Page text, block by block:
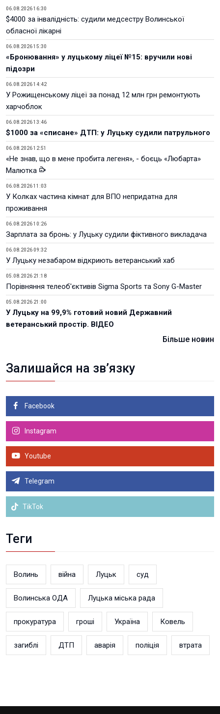
06.08.2026 16:30
$4000 за інвалідність: судили медсестру Волинської
обласної лікарні
06.08.2026 15:30
«Бронювання» у луцькому ліцеї №15: вручили нові
підозри
06.08.2026 14:42
У Рожищенському ліцеї за понад 12 млн грн ремонтують
харчоблок
06.08.2026 13:46
$1000 за «списане» ДТП: у Луцьку судили патрульного
06.08.2026 12:51
«Не знав, що в мене пробита легеня», - боєць «Любарта»
Малютка
06.08.2026 11:03
У Колках частина кімнат для ВПО непридатна для
проживання
06.08.2026 10:26
Зарплата за бронь: у Луцьку судили фіктивного викладача
06.08.2026 09:32
У Луцьку незабаром відкриють ветеранський хаб
05.08.2026 21:18
Порівняння телеоб'єктивів Sigma Sports та Sony G-Master
05.08.2026 21:00
У Луцьку на 99,9% готовий новий Державний
ветеранський простір. ВІДЕО
Більше новин
Залишайся на зв’язку
Facebook
Instagram
Youtube
Telegram
TikTok
Теги
Волинь війна Луцьк суд
Волинська ОДА Луцька міська рада
прокуратура гроші Україна Ковель
загиблі ДТП аварія поліція втрата